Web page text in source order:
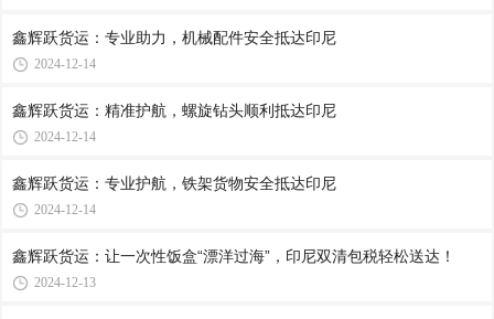
鑫辉跃货运：专业助力，机械配件安全抵达印尼
2024-12-14
鑫辉跃货运：精准护航，螺旋钻头顺利抵达印尼
2024-12-14
鑫辉跃货运：专业护航，铁架货物安全抵达印尼
2024-12-14
鑫辉跃货运：让一次性饭盒“漂洋过海”，印尼双清包税轻松送达！
2024-12-13